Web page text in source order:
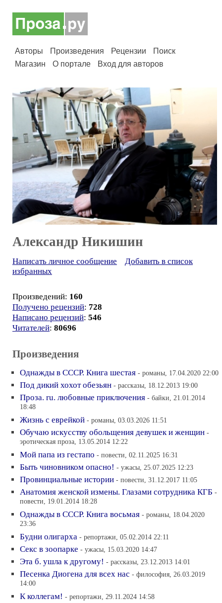
Авторы Произведения Рецензии
Поиск
Магазин
О портале Вход для авторов
Александр Никишин
Написать личное сообщение
Добавить в список
избранных
Произведений: 160
Получено рецензий: 728
Написано рецензий: 546
Читателей: 80696
Произведения
Однажды в СССР. Книга шестая - романы, 17.04.2020 22:00
Под дикий хохот обезьян - рассказы, 18.12.2013 19:00
Проза. ru. любовные приключения - байки, 21.01.2014
18:48
Жизнь с еврейкой - романы, 03.03.2026 11:51
Обучаю искусству обольщения девушек и женщин -
эротическая проза, 13.05.2014 12:22
Мой папа из гестапо - повести, 02.11.2025 16:31
Быть чиновником опасно! - ужасы, 25.07.2025 12:23
Провинциальные истории - повести, 31.12.2017 11:05
Анатомия женской измены. Глазами сотрудника КГБ -
повести, 19.01.2014 18:28
Однажды в СССР. Книга восьмая - романы, 18.04.2020
23:36
Будни олигарха - репортажи, 05.02.2014 22:11
Секс в зоопарке - ужасы, 15.03.2020 14:47
Эта б. ушла к другому! - рассказы, 23.12.2013 14:01
Песенка Диогена для всех нас - философия, 26.03.2019
14:00
К коллегам! - репортажи, 29.11.2024 14:58